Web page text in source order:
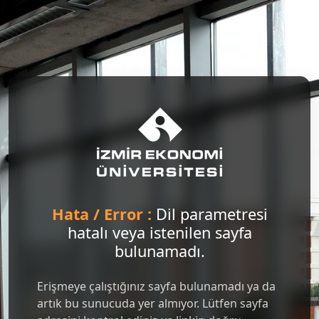
Hata / Error : Dil parametresi
hatalı veya istenilen sayfa
bulunamadı.
Erişmeye çalıştığınız sayfa bulunamadı ya da
artık bu sunucuda yer almıyor. Lütfen sayfa